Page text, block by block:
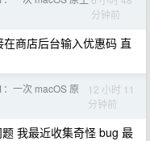
分钟前
商店后台输入优惠码 直
一次 macOS 原
12 小时 11
分钟前
我最近收集奇怪 bug 最